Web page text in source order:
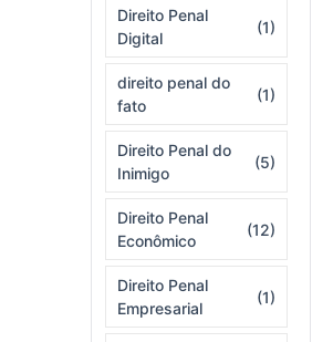
Direito Penal
Digital
(1)
direito penal do
fato
(1)
Direito Penal do
Inimigo
(5)
Direito Penal
Econômico
(12)
Direito Penal
Empresarial
(1)